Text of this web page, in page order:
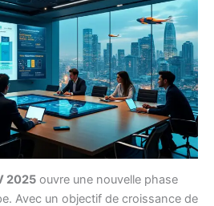
2025 ouvre une nouvelle phase
Avec un objectif de croissance de